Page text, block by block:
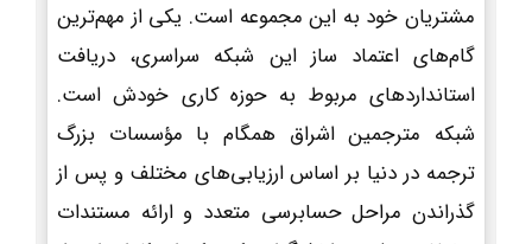
مشتریان خود به این مجموعه است. یکی از مهم‌ترین
گام‌های اعتماد ساز این شبکه سراسری، دریافت
استانداردهای مربوط به حوزه کاری خودش است.
شبکه مترجمین اشراق همگام با مؤسسات بزرگ
ترجمه در دنیا بر اساس ارزیابی‌های مختلف و پس از
گذراندن مراحل حسابرسی متعدد و ارائه مستندات